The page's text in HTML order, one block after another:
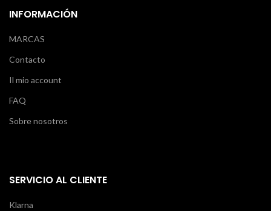
INFORMACIÓN
MARCAS
Contacto
Il mio account
FAQ
Sobre nosotros
SERVICIO AL CLIENTE
Klarna